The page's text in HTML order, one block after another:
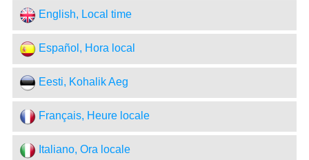
English, Local time
Español, Hora local
Eesti, Kohalik Aeg
Français, Heure locale
Italiano, Ora locale